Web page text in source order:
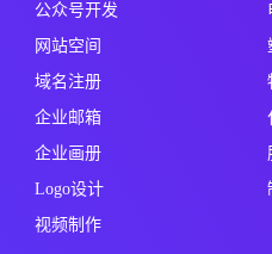
公众号开发
网站空间
域名注册
企业邮箱
企业画册
Logo设计
视频制作